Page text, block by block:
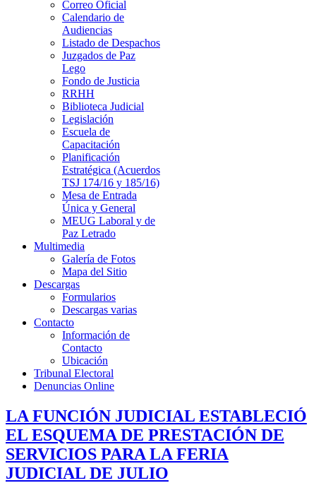
Correo Oficial
Calendario de
Audiencias
Listado de Despachos
Juzgados de Paz
Lego
Fondo de Justicia
RRHH
Biblioteca Judicial
Legislación
Escuela de
Capacitación
Planificación
Estratégica (Acuerdos
TSJ 174/16 y 185/16)
Mesa de Entrada
Única y General
MEUG Laboral y de
Paz Letrado
Multimedia
Galería de Fotos
Mapa del Sitio
Descargas
Formularios
Descargas varias
Contacto
Información de
Contacto
Ubicación
Tribunal Electoral
Denuncias Online
LA FUNCIÓN JUDICIAL ESTABLECIÓ
EL ESQUEMA DE PRESTACIÓN DE
SERVICIOS PARA LA FERIA
JUDICIAL DE JULIO